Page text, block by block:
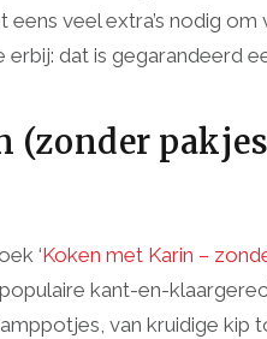
veel extra’s nodig om
dat is gegarandeerd
(zonder
‘Koken met Karin –
kant-en-
van kruidige kip